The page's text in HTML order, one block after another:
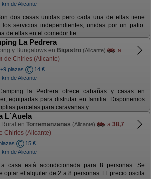
km de Alicante
dos casas unidas pero cada una de ellas tiene
los servicios independientes, unidas por un patio.
de ellas en el comedor tie ...
La Pedrera
y Bungalows en Bigastro (Alicante)
a
de Chirles (Alicante)
plazas
14 €
km de Alicante
la Pedrera ofrece cabañas y casas en
equipadas para disfrutar en familia. Disponemos
parcelas para caravanas y ...
L´Auela
Rural en Torremanzanas (Alicante) a 38,7
Chirles (Alicante)
15 €
km de Alicante
casa está acondicionada para 8 personas. Se
optar el alquiler de 2 a 8 personas. El precio oscila